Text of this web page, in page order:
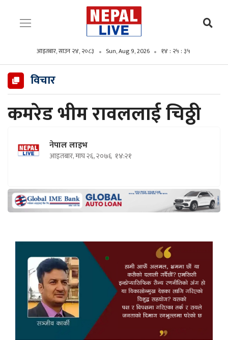
आइतबार, साउन २४, २०८३ Sun, Aug 9, 2026 १४ : २५ : ३७
विचार
कमरेड भीम रावललाई चिठ्ठी
नेपाल लाइभ
आइतबार, माघ २६, २०७६ १४:२१